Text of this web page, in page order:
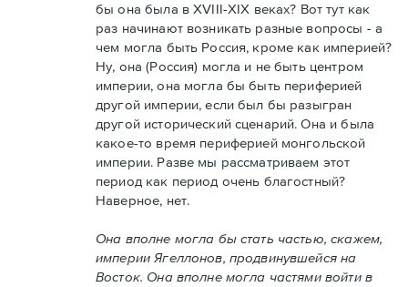
бы она была в XVIII-XIX веках? Вот тут как
раз начинают возникать разные вопросы - а
чем могла быть Россия, кроме как империей?
Ну, она (Россия) могла и не быть центром
империи, она могла бы быть периферией
другой империи, если был бы разыгран
другой исторический сценарий. Она и была
какое-то время периферией монгольской
империи. Разве мы рассматриваем этот
период как период очень благостный?
Наверное, нет.
Она вполне могла бы стать частью, скажем,
империи Ягеллонов, продвинувшейся на
Восток. Она вполне могла частями войти в